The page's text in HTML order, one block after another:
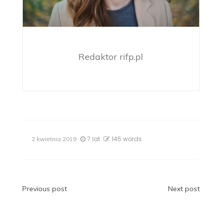
Redaktor rifp.pl
2 kwietnia 2019 7 lat 145 words
Nawigacja
Previous post Next post